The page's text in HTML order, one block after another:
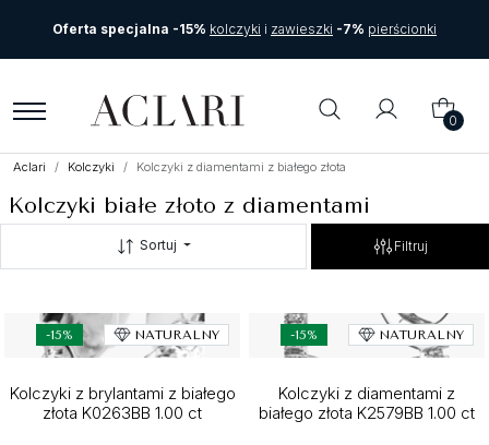
Oferta specjalna -15% kolczyki i zawieszki -7% pierścionki
0
Aclari Kolczyki Kolczyki z diamentami z białego złota
Kolczyki białe złoto z diamentami
Sortuj Filtruj
-15% NATURALNY
Kolczyki z brylantami z białego
złota K0263BB 1.00 ct
-15% NATURALNY
Kolczyki z diamentami z
białego złota K2579BB 1.00 ct